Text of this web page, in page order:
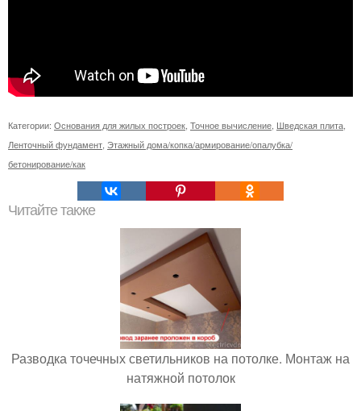
Категории: Основания для жилых построек Точное вычисление Шведская плита
Ленточный фундамент Этажный дома/копка/армирование/опалубка/
бетонирование/как
Читайте также
Разводка точечных светильников на потолке. Монтаж на
натяжной потолок